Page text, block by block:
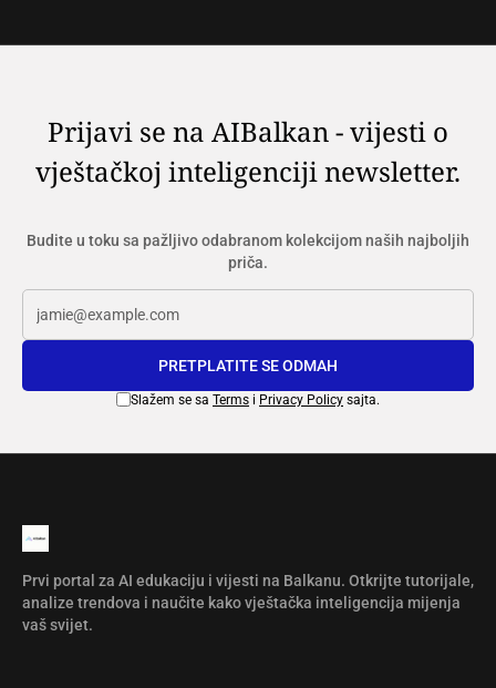
Prijavi se na AIBalkan - vijesti o
vještačkoj inteligenciji newsletter.
Budite u toku sa pažljivo odabranom kolekcijom naših najboljih
priča.
PRETPLATITE SE ODMAH
Slažem se sa Terms i Privacy Policy sajta.
Prvi portal za AI edukaciju i vijesti na Balkanu. Otkrijte tutorijale,
analize trendova i naučite kako vještačka inteligencija mijenja
vaš svijet.